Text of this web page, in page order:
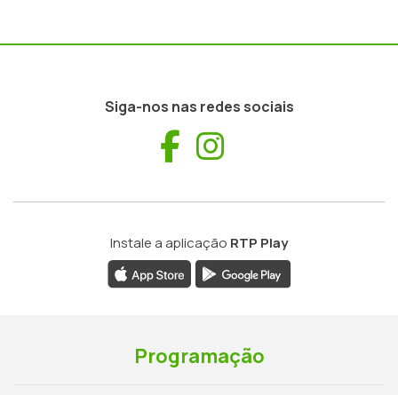
Siga-nos nas redes sociais
Facebook
Instale a aplicação RTP Play
Programação